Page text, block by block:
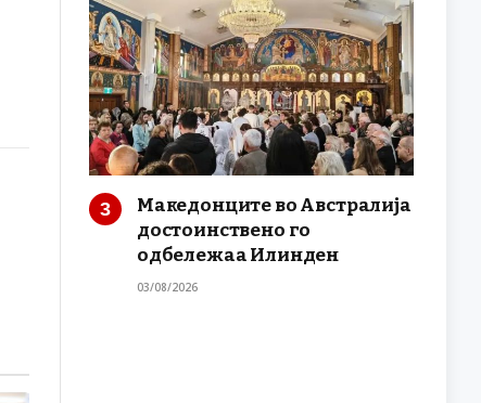
Македонците во Австралија
достоинствено го
одбележаа Илинден
03/08/2026